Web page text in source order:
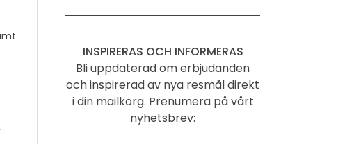
INSPIRERAS OCH INFORMERAS
Bli uppdaterad om erbjudanden
och inspirerad av nya resmål direkt
i din mailkorg. Prenumera på vårt
nyhetsbrev: